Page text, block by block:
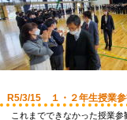
R5/3/15 １・２年生授業
これまでできなかった授業参